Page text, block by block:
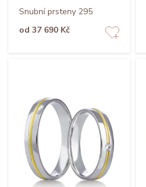
Snubní prsteny 295
od 37 690 Kč